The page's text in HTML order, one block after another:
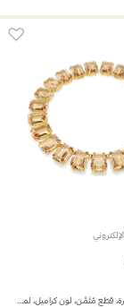
أحجار كريستال كبيرة، قطع مُثَمَّن، لون كراميل، لمسة نهائية من الذهب عيار 18 قيراط